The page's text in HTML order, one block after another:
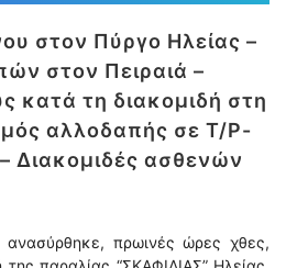
στον Πύργο Ηλείας –
στον Πειραιά –
κατά τη διακομιδή στη
αλλοδαπής σε Τ/Ρ-
Διακομιδές ασθενών
ανασύρθηκε, πρωινές ώρες χθες,